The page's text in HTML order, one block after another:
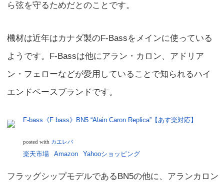
ら弦を守るためだとのことです。
機材は近年はカナダ製のF-Bassをメインに使っている
ようです。F-Bassは他にアラン・カロン、アドリア
ン・フェローなどが愛用していることで知られるハイ
エンドベースブランドです。
F-bass《F bass》BN5 “Alain Caron Replica”【あす楽対応】
posted with カエレバ
楽天市場 Amazon Yahooショッピング
フラッグシップモデルであるBN5の他に、アランカロン